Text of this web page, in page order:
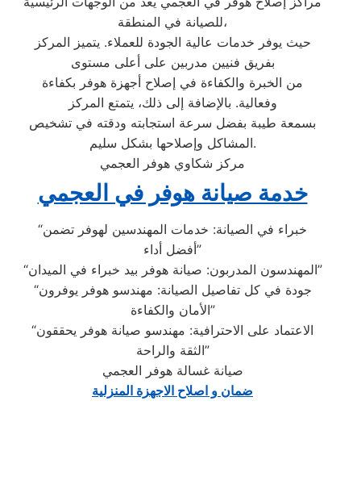
للصيانة في المنطقة،
حيث يوفر خدمات عالية الجودة للعملاء. يتميز المركز
بفريق فنيين مدربين على أعلى مستوى
من الخبرة والكفاءة في إصلاح أجهزة هوفر بكفاءة
وفعالية. بالإضافة إلى ذلك، يتمتع المركز
بسمعة طيبة بفضل سرعة استجابته ودقته في تشخيص
المشاكل وإصلاحها بشكل سليم.
مركز شكاوي هوفر العجمي
خدمة صيانة هوفر في العجمي
“خبراء في الصيانة: خدمات المهندسين لهوفر تضمن
أفضل أداء”
“المهندسون المدربون: صيانة هوفر بيد خبراء في الميدان”
“جودة في كل تفاصيل الصيانة: مهندسو هوفر يوفرون
الأمان والكفاءة”
“الاعتماد على الاحترافية: مهندسو صيانة هوفر يحققون
الثقة والراحة”
صيانة غسالة هوفر العجمي
ضمان و اصلاح الاجهزة المنزلية